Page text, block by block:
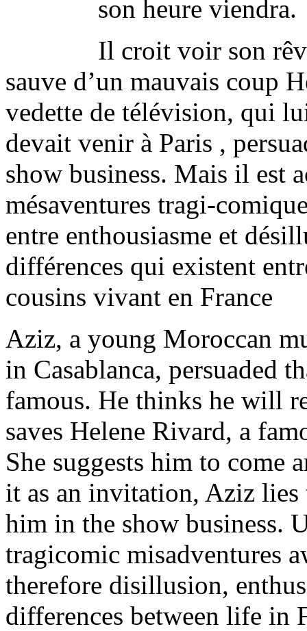
son heure viendra.
Il croit voir son
sauve d’un mauvais coup
vedette de télévision, qui
devait venir à Paris ,
show business. Mais il est
mésaventures tragi-
entre enthousiasme et
différences qui existent
cousins vivant en France
Aziz, a young Moroccan
in Casablanca, persuaded
famous. He thinks he will
saves Helene Rivard, a
She suggests him to come
it as an invitation, Aziz lies
him in the show business.
tragicomic misadventures
therefore disillusion,
differences between life in